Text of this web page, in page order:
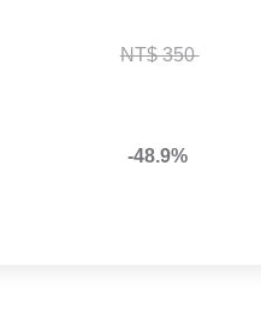
NT$ 350
-48.9%